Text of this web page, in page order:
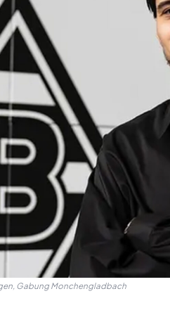
Gabung Monchengladbach